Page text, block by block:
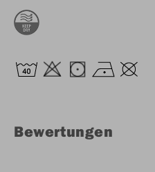
Bewertungen